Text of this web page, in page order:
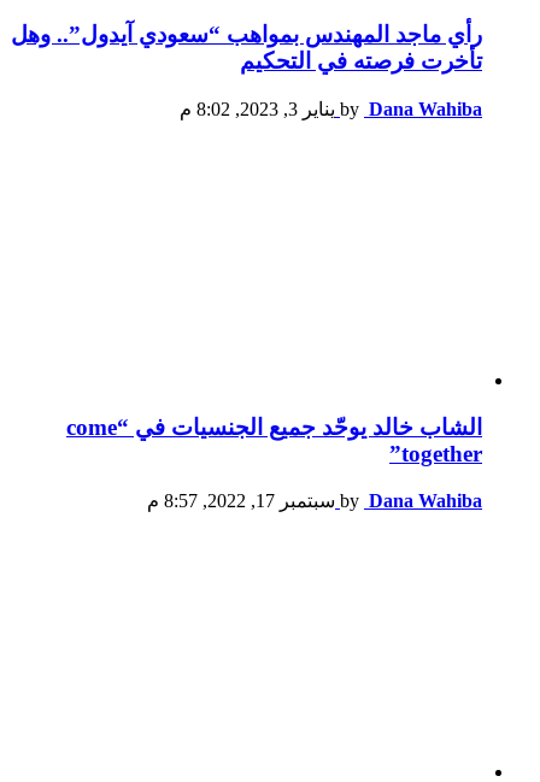
رأي ماجد المهندس بمواهب “سعودي آيدول”.. وهل
تأخرت فرصته في التحكيم
by Dana Wahiba يناير 3, 2023, 8:02 م
الشاب خالد يوحّد جميع الجنسيات في “come
together”
by Dana Wahiba سبتمبر 17, 2022, 8:57 م